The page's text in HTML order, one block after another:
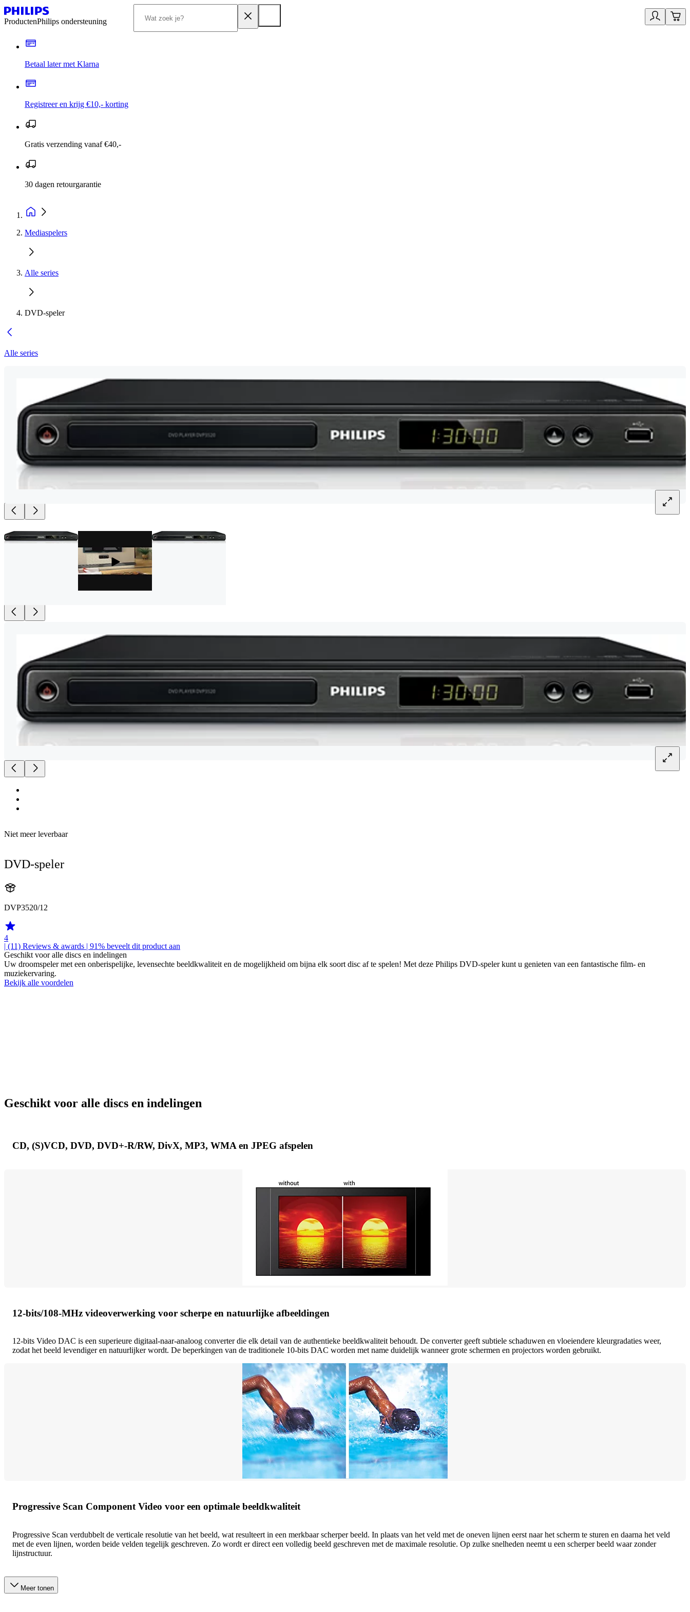
ProductenPhilips ondersteuning
Betaal later met Klarna
Registreer en krijg €10,- korting
Gratis verzending vanaf €40,-
30 dagen retourgarantie
Mediaspelers
Alle series
DVD-speler
Alle series
Niet meer leverbaar
DVD-speler
DVP3520/12
4
| (11) Reviews & awards | 91% beveelt dit product aan
Geschikt voor alle discs en indelingen
Uw droomspeler met een onberispelijke, levensechte beeldkwaliteit en de mogelijkheid om bijna elk soort disc af te spelen! Met deze Philips DVD-speler kunt u genieten van een fantastische film- en
muziekervaring.
Bekijk alle voordelen
Geschikt voor alle discs en indelingen
CD, (S)VCD, DVD, DVD+-R/RW, DivX, MP3, WMA en JPEG afspelen
12-bits/108-MHz videoverwerking voor scherpe en natuurlijke afbeeldingen
12-bits Video DAC is een superieure digitaal-naar-analoog converter die elk detail van de authentieke beeldkwaliteit behoudt. De converter geeft subtiele schaduwen en vloeiendere kleurgradaties weer,
zodat het beeld levendiger en natuurlijker wordt. De beperkingen van de traditionele 10-bits DAC worden met name duidelijk wanneer grote schermen en projectors worden gebruikt.
Progressive Scan Component Video voor een optimale beeldkwaliteit
Progressive Scan verdubbelt de verticale resolutie van het beeld, wat resulteert in een merkbaar scherper beeld. In plaats van het veld met de oneven lijnen eerst naar het scherm te sturen en daarna het veld
met de even lijnen, worden beide velden tegelijk geschreven. Zo wordt er direct een volledig beeld geschreven met de maximale resolutie. Op zulke snelheden neemt u een scherper beeld waar zonder
lijnstructuur.
Meer tonen